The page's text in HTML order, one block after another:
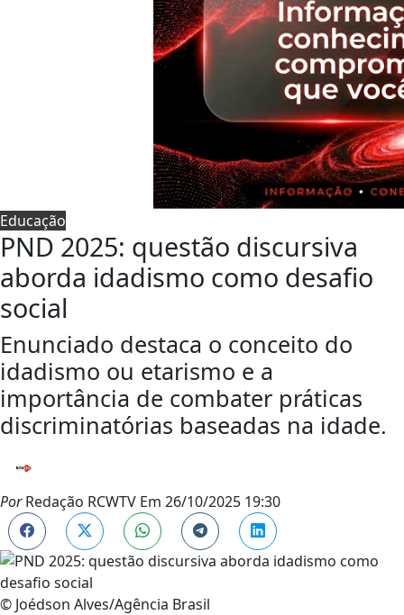
Educação
PND 2025: questão discursiva
aborda idadismo como desafio
social
Enunciado destaca o conceito do
idadismo ou etarismo e a
importância de combater práticas
discriminatórias baseadas na idade.
PorRedação RCWTV Em 26/10/2025 19:30
© Joédson Alves/Agência Brasil